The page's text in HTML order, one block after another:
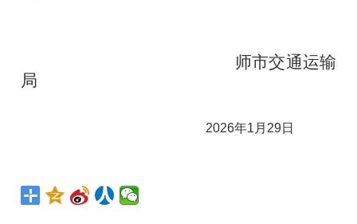
师市交通运输
局
2026年1月29日